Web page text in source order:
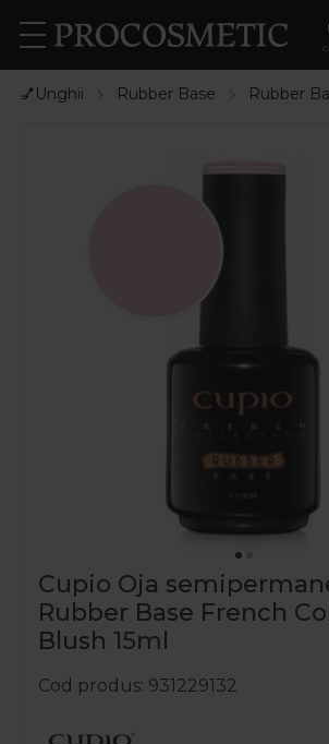
💅Unghii Rubber Base Rubber
Cupio Oja
Rubber Base French
Blush 15ml
Cod produs 931229132